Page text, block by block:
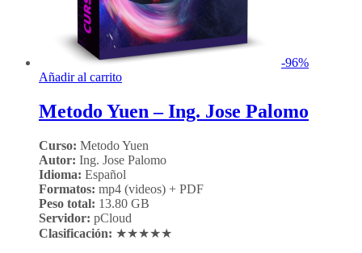
-96%
Añadir al carrito
Metodo Yuen – Ing. Jose Palomo
Curso: Metodo Yuen
Autor: Ing. Jose Palomo
Idioma: Español
Formatos: mp4 (videos) + PDF
Peso total: 13.80 GB
Servidor: pCloud
Clasificación: ★★★★★